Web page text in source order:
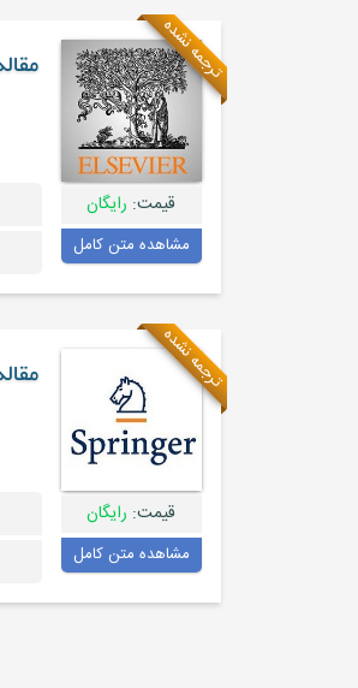
ترجمه نشده
قیمت: رایگان
مشاهده متن کامل
ترجمه نشده
قیمت: رایگان
مشاهده متن کامل